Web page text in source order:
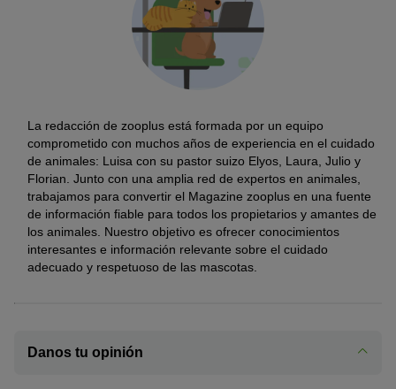
La redacción de zooplus está formada por un equipo
comprometido con muchos años de experiencia en el cuidado
de animales: Luisa con su pastor suizo Elyos, Laura, Julio y
Florian. Junto con una amplia red de expertos en animales,
trabajamos para convertir el Magazine zooplus en una fuente
de información fiable para todos los propietarios y amantes de
los animales. Nuestro objetivo es ofrecer conocimientos
interesantes e información relevante sobre el cuidado
adecuado y respetuoso de las mascotas.
Danos tu opinión